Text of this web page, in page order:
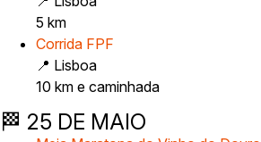
5 km
Corrida FPF
📍 Lisboa
10 km e caminhada
🏁 25 DE MAIO